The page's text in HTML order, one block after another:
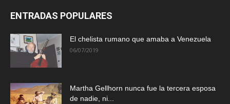
ENTRADAS POPULARES
El chelista rumano que amaba a Venezuela
06/07/2019
Martha Gellhorn nunca fue la tercera esposa
de nadie, ni...